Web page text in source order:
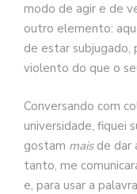
modo de agir e de
outro elemento:
de estar subjugado,
violento do que o
Conversando com
universidade, fiquei
gostam maisde dar
tanto, me
e, para usar a